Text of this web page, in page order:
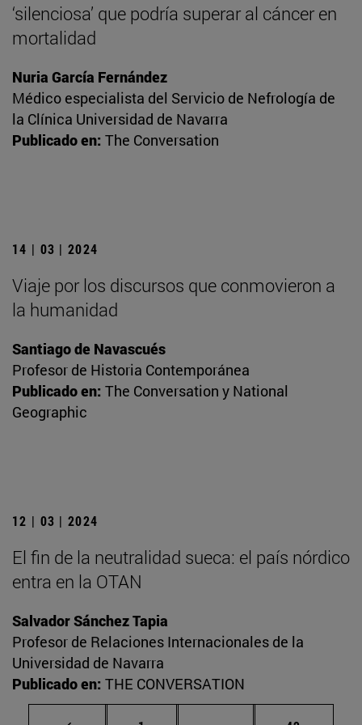
‘silenciosa’ que podría superar al cáncer en
mortalidad
Nuria García Fernández
Médico especialista del Servicio de Nefrología de
la Clínica Universidad de Navarra
Publicado en: The Conversation
14 | 03 | 2024
Viaje por los discursos que conmovieron a
la humanidad
Santiago de Navascués
Profesor de Historia Contemporánea
Publicado en: The Conversation y National
Geographic
12 | 03 | 2024
El fin de la neutralidad sueca: el país nórdico
entra en la OTAN
Salvador Sánchez Tapia
Profesor de Relaciones Internacionales de la
Universidad de Navarra
Publicado en: THE CONVERSATION